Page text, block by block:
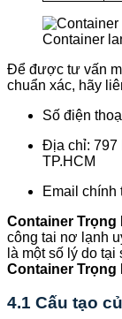
Container
Để được tư vấn
chuẩn xác, hãy
Số điện
Địa chỉ: 797
TP.HCM
Email chính
Container Trọng
công tai nơ lạnh
là một số lý do
Container Trọng
4.1 Cấu tạo